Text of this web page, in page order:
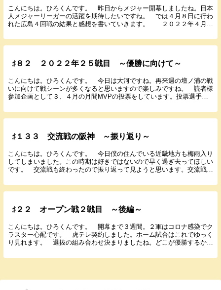
こんにちは。ひろくんです。 昨日からメジャー開幕しましたね。日本
人メジャーリーガーの活躍を期待したいですね。 では４月８日に行わ
れた広島４回戦の結果と感想を書いていきます。 ２０２２年４月８
♯８２ ２０２２年２５戦目 ～優勝に向けて～
こんにちは。ひろくんです。 今日は大河ですね。再来週の壇ノ浦の戦
いに向けて戦シーンが多くなると思いますので楽しみですね。 読者様
参加企画として３、４月の月間MVPの投票をしています。投票選手は
♯１３３ 交流戦の阪神 ～振り返り～
こんにちは。ひろくんです。 今日僕の住んでいる近畿地方も梅雨入り
してしまいました。この時期は好きではないので早く過ぎ去ってほしい
です。 交流戦も終わったので振り返って見ようと思います。交流戦前
♯２２ オープン戦２戦目 ～後編～
こんにちは。ひろくんです。 開幕まで３週間。２軍はコロナ感染でク
ラスター心配です。 虎テレ契約しました。ホーム試合はこれでゆっく
り見れます。 選抜の組み合わせ決まりましたね。どこが優勝するか楽